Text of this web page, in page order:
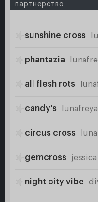
партнерство
sunshine cross
phantazia
all flesh rots
candy's
circus cross
gemcross jessica
night city vibe